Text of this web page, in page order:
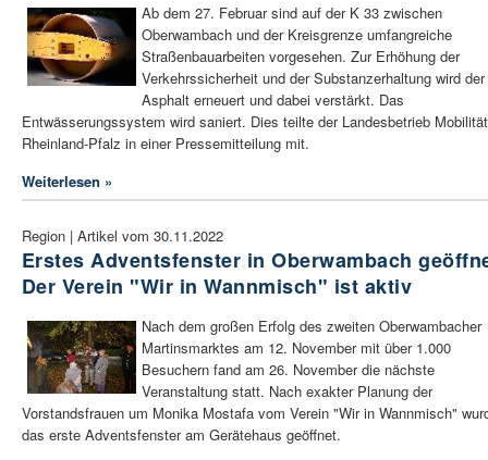
Ab dem 27. Februar sind auf der K 33 zwischen
Oberwambach und der Kreisgrenze umfangreiche
Straßenbauarbeiten vorgesehen. Zur Erhöhung der
Verkehrssicherheit und der Substanzerhaltung wird der
Asphalt erneuert und dabei verstärkt. Das
Entwässerungssystem wird saniert. Dies teilte der Landesbetrieb Mobilität
Rheinland-Pfalz in einer Pressemitteilung mit.
Weiterlesen »
Region | Artikel vom 30.11.2022
Erstes Adventsfenster in Oberwambach
Der Verein "Wir in Wannmisch" ist aktiv
Nach dem großen Erfolg des zweiten Oberwambacher
Martinsmarktes am 12. November mit über 1.000
Besuchern fand am 26. November die nächste
Veranstaltung statt. Nach exakter Planung der
Vorstandsfrauen um Monika Mostafa vom Verein "Wir in Wannmisch"
das erste Adventsfenster am Gerätehaus geöffnet.